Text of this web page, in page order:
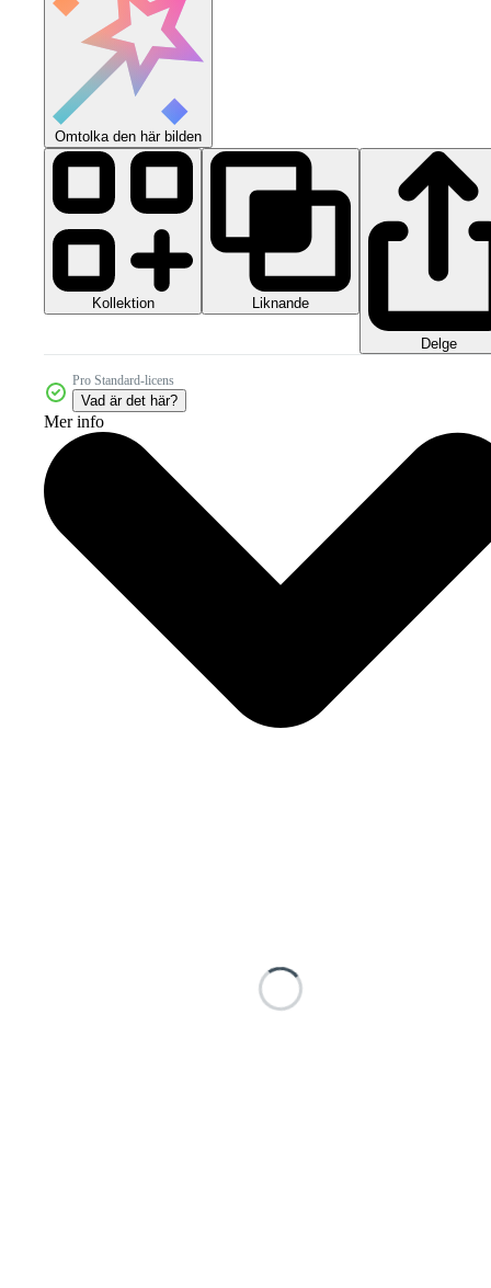
Omtolka den här bilden
Kollektion Liknande
Delge
Pro Standard-licens
Vad är det här?
Mer info